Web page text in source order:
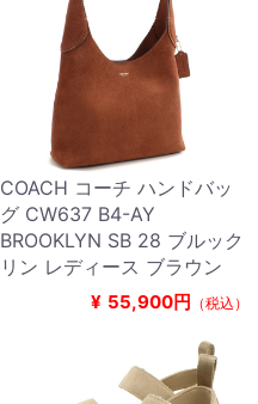
COACH コーチ ハンドバッ
グ CW637 B4-AY
BROOKLYN SB 28 ブルック
リン レディース ブラウン
¥ 55,900円 （税込）